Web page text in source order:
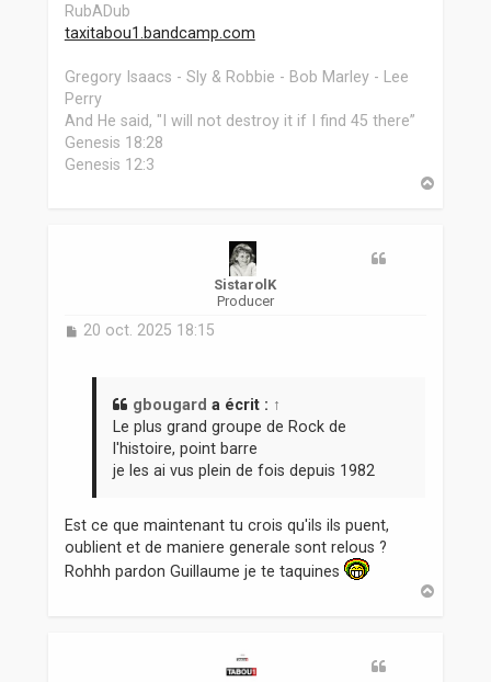
RubADub
taxitabou1.bandcamp.com
Gregory Isaacs - Sly & Robbie - Bob Marley - Lee
Perry
And He said, "I will not destroy it if I find 45 there”
Genesis 18:28
Genesis 12:3
SistarolK
Producer
M
20 oct. 2025 18:15
gbougard a écrit : ↑
Le plus grand groupe de Rock de
l'histoire, point barre
je les ai vus plein de fois depuis 1982
Est ce que maintenant tu crois qu'ils ils puent,
oublient et de maniere generale sont relous ?
Rohhh pardon Guillaume je te taquines